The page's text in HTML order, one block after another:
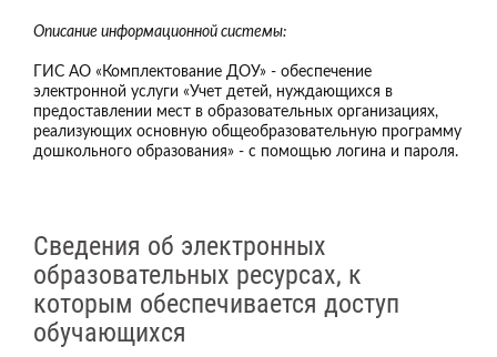
Описание информационной системы:
ГИС АО «Комплектование ДОУ» - обеспечение
электронной услуги «Учет детей, нуждающихся в
предоставлении мест в образовательных организациях,
реализующих основную общеобразовательную программу
дошкольного образования» - с помощью логина и пароля.
Сведения об электронных
образовательных ресурсах, к
которым обеспечивается доступ
обучающихся